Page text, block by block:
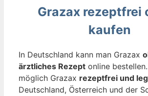
Grazax rezeptfrei
kaufen
In Deutschland kann man Grazax
ärztliches Rezept online
möglich Grazax rezeptfrei und
Deutschland, Österreich und der